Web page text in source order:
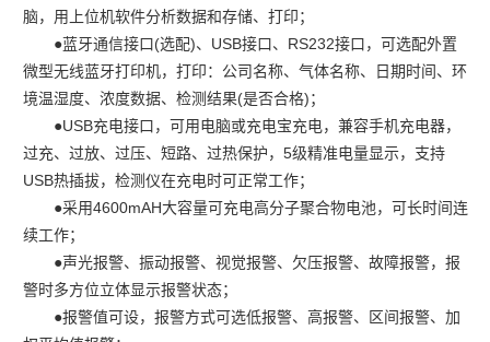
脑，用上位机软件分析数据和存储、打印；
●蓝牙通信接口(选配)、USB接口、RS232接口，可选配外置
微型无线蓝牙打印机，打印：公司名称、气体名称、日期时间、环
境温湿度、浓度数据、检测结果(是否合格)；
●USB充电接口，可用电脑或充电宝充电，兼容手机充电器，
过充、过放、过压、短路、过热保护，5级精准电量显示，支持
USB热插拔，检测仪在充电时可正常工作；
●采用4600mAH大容量可充电高分子聚合物电池，可长时间连
续工作；
●声光报警、振动报警、视觉报警、欠压报警、故障报警，报
警时多方位立体显示报警状态；
●报警值可设，报警方式可选低报警、高报警、区间报警、加